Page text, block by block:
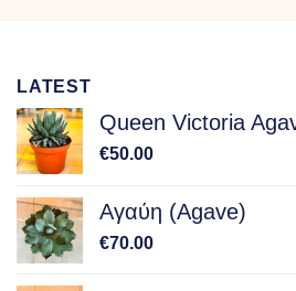
LATEST
Queen Victoria
€50.00
Αγαύη (Agave)
€70.00